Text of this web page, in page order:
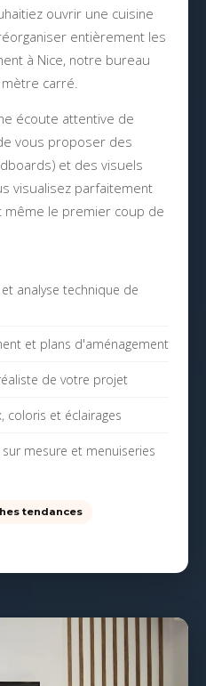
ouvrir une cuisine
entièrement les
à Nice, notre bureau
carré.
écoute attentive de
vous proposer des
et des visuels
visualisez parfaitement
le premier coup de
analyse technique de
et plans d'aménagement
de votre projet
coloris et éclairages
mesure et menuiseries
tendances